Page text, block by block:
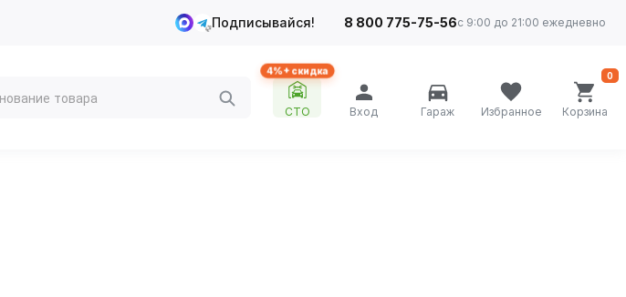
Подписывайся! 8 800 775-75-56с 9:00 до 21:00 ежедневно
4%+ скидка
СТО Вход Гараж Избранное Корзина
0